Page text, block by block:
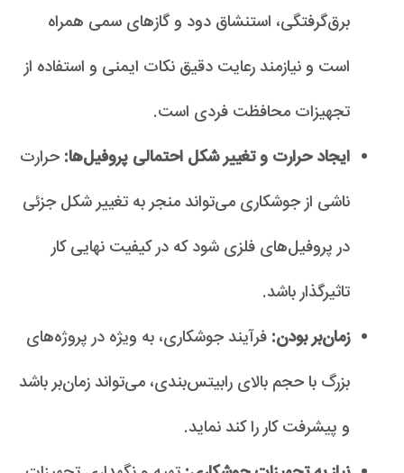
برق‌گرفتگی، استنشاق دود و گازهای سمی همراه
است و نیازمند رعایت دقیق نکات ایمنی و استفاده از
تجهیزات محافظت فردی است.
ایجاد حرارت و تغییر شکل احتمالی پروفیل‌ها: حرارت
ناشی از جوشکاری می‌تواند منجر به تغییر شکل جزئی
در پروفیل‌های فلزی شود که در کیفیت نهایی کار
تاثیرگذار باشد.
زمان‌بر بودن: فرآیند جوشکاری، به ویژه در پروژه‌های
بزرگ با حجم بالای رابیتس‌بندی، می‌تواند زمان‌بر باشد
و پیشرفت کار را کند نماید.